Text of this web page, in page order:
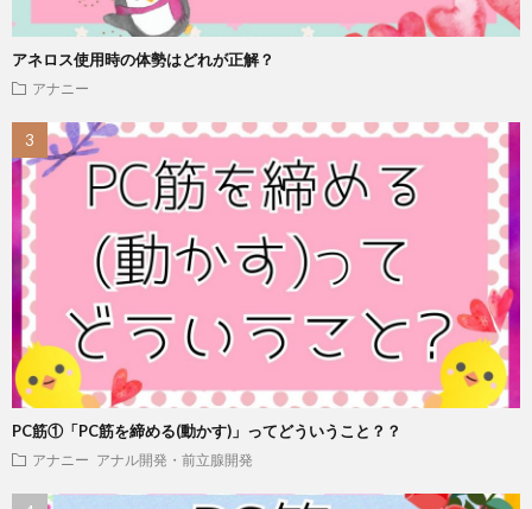
アネロス使用時の体勢はどれが正解？
アナニー
PC筋①「PC筋を締める(動かす)」ってどういうこと？？
アナニー アナル開発・前立腺開発